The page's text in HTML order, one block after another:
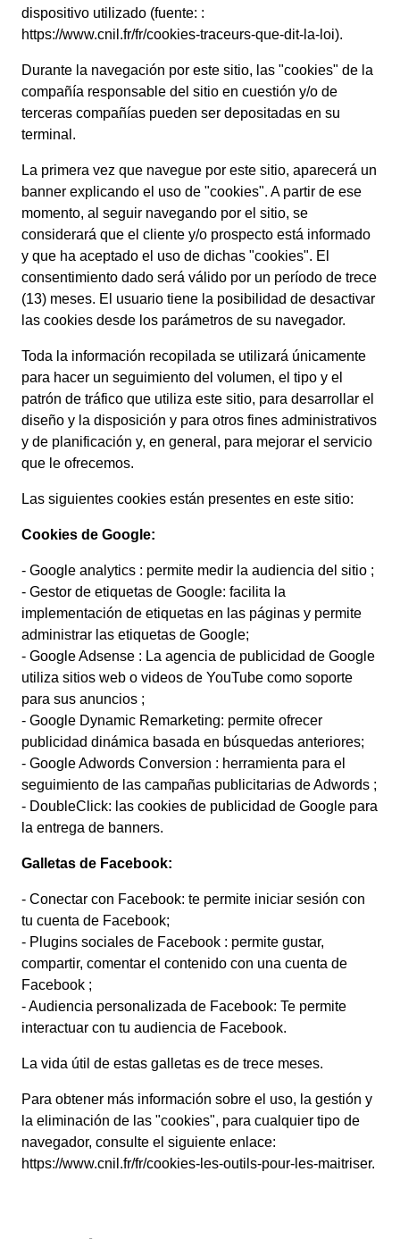
dispositivo utilizado (fuente: :
https://www.cnil.fr/fr/cookies-traceurs-que-dit-la-loi).
Durante la navegación por este sitio, las "cookies" de la
compañía responsable del sitio en cuestión y/o de
terceras compañías pueden ser depositadas en su
terminal.
La primera vez que navegue por este sitio, aparecerá un
banner explicando el uso de "cookies". A partir de ese
momento, al seguir navegando por el sitio, se
considerará que el cliente y/o prospecto está informado
y que ha aceptado el uso de dichas "cookies". El
consentimiento dado será válido por un período de trece
(13) meses. El usuario tiene la posibilidad de desactivar
las cookies desde los parámetros de su navegador.
Toda la información recopilada se utilizará únicamente
para hacer un seguimiento del volumen, el tipo y el
patrón de tráfico que utiliza este sitio, para desarrollar el
diseño y la disposición y para otros fines administrativos
y de planificación y, en general, para mejorar el servicio
que le ofrecemos.
Las siguientes cookies están presentes en este sitio:
Cookies de Google:
- Google analytics : permite medir la audiencia del sitio ;
- Gestor de etiquetas de Google: facilita la
implementación de etiquetas en las páginas y permite
administrar las etiquetas de Google;
- Google Adsense : La agencia de publicidad de Google
utiliza sitios web o videos de YouTube como soporte
para sus anuncios ;
- Google Dynamic Remarketing: permite ofrecer
publicidad dinámica basada en búsquedas anteriores;
- Google Adwords Conversion : herramienta para el
seguimiento de las campañas publicitarias de Adwords ;
- DoubleClick: las cookies de publicidad de Google para
la entrega de banners.
Galletas de Facebook:
- Conectar con Facebook: te permite iniciar sesión con
tu cuenta de Facebook;
- Plugins sociales de Facebook : permite gustar,
compartir, comentar el contenido con una cuenta de
Facebook ;
- Audiencia personalizada de Facebook: Te permite
interactuar con tu audiencia de Facebook.
La vida útil de estas galletas es de trece meses.
Para obtener más información sobre el uso, la gestión y
la eliminación de las "cookies", para cualquier tipo de
navegador, consulte el siguiente enlace:
https://www.cnil.fr/fr/cookies-les-outils-pour-les-maitriser.